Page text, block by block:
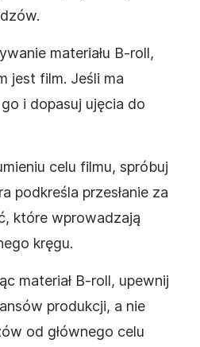
materiału B-roll,
jest film. Jeśli ma
i dopasuj ujęcia do
celu filmu, spróbuj
podkreśla przesłanie za
które wprowadzają
kręgu.
materiał B-roll, upewnij
produkcji, a nie
od głównego celu